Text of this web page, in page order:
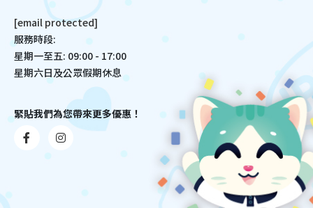
[email protected]
服務時段:
星期一至五: 09:00 - 17:00
星期六日及公眾假期休息
緊貼我們為您帶來更多優惠！